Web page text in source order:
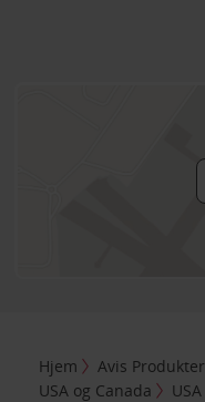
Hjem Avis Produkter
USA og Canada
USA